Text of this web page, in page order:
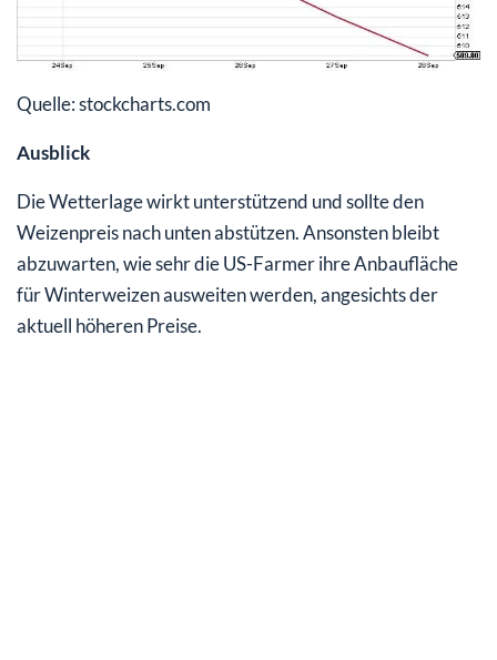
Quelle: stockcharts.com
Ausblick
Die Wetterlage wirkt unterstützend und sollte den
Weizenpreis nach unten abstützen. Ansonsten bleibt
abzuwarten, wie sehr die US-Farmer ihre Anbaufläche
für Winterweizen ausweiten werden, angesichts der
aktuell höheren Preise.